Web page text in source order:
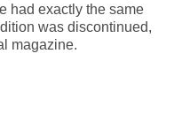
had exactly the same
was discontinued,
magazine.